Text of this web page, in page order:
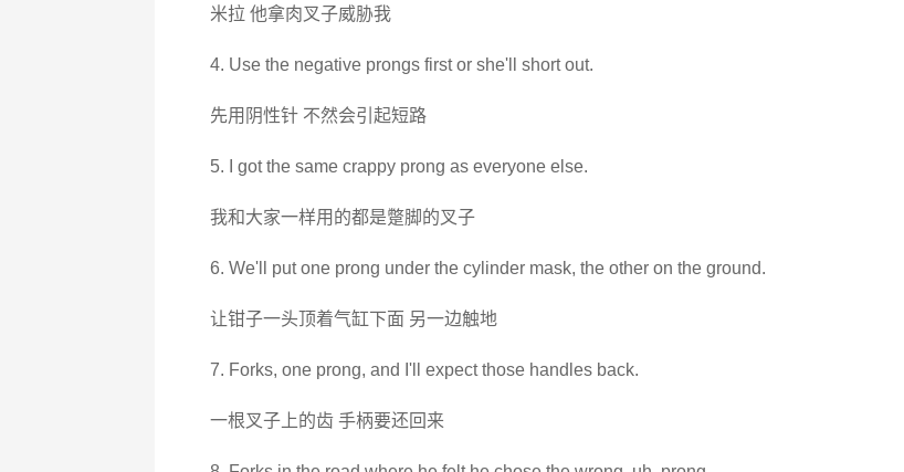
米拉 他拿肉叉子威胁我
4. Use the negative prongs first or she'll short out.
先用阴性针 不然会引起短路
5. I got the same crappy prong as everyone else.
我和大家一样用的都是蹩脚的叉子
6. We'll put one prong under the cylinder mask, the other on the ground.
让钳子一头顶着气缸下面 另一边触地
7. Forks, one prong, and I'll expect those handles back.
一根叉子上的齿 手柄要还回来